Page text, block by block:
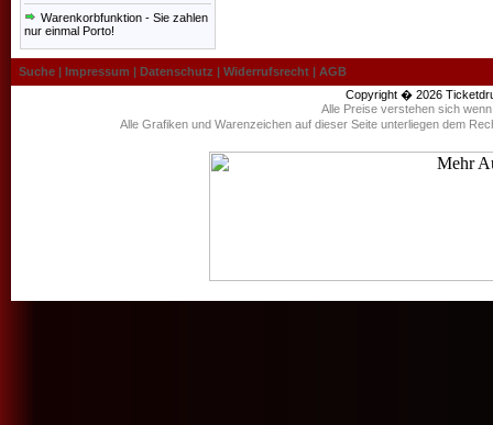
Warenkorbfunktion - Sie zahlen
nur einmal Porto!
Suche | Impressum | Datenschutz | Widerrufsrecht | AGB
Copyright � 2026
Alle Preise verstehen sich
Alle Grafiken und Warenzeichen auf dieser Seite unterliegen dem